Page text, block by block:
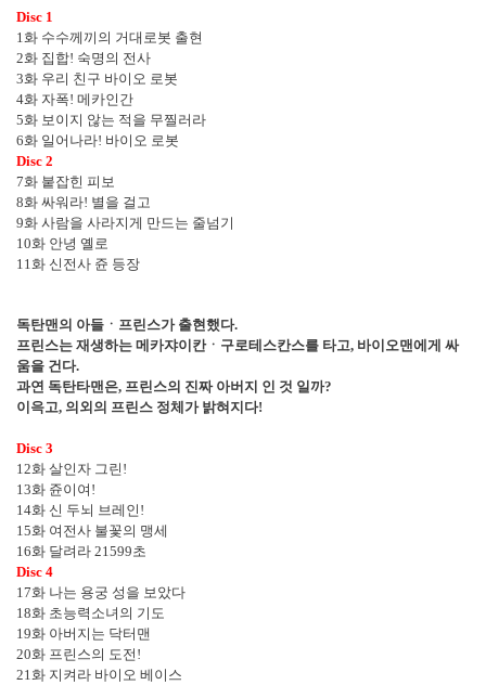
Disc 1
1화 수수께끼의 거대로봇 출현
2화 집합! 숙명의 전사
3화 우리 친구 바이오 로봇
4화 자폭! 메카인간
5화 보이지 않는 적을 무찔러라
6화 일어나라! 바이오 로봇
Disc 2
7화 붙잡힌 피보
8화 싸워라! 별을 걸고
9화 사람을 사라지게 만드는 줄넘기
10화 안녕 옐로
11화 신전사 쥰 등장
독탄맨의 아들 ㆍ 프린스가 출현했다.
프린스는 재생하는 메카쟈이칸ㆍ 구로테스칸스를 타고, 바이오맨에게 싸
움을 건다.
과연 독탄타맨은, 프린스의 진짜 아버지 인 것 일까?
이윽고, 의외의 프린스 정체가 밝혀지다!
Disc 3
12화 살인자 그린 !
13화 쥰이여 !
14화 신 두뇌 브레인 !
15화 여전사 불꽃의 맹세
16화 달려라 21599초
Disc 4
17화 나는 용궁 성을 보았다
18화 초능력소녀의 기도
19화 아버지는 닥터맨
20화 프린스의 도전 !
21화 지켜라 바이오 베이스